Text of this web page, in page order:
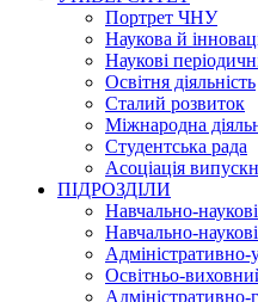
Портрет ЧНУ
Наукова й
Наукові
Освітня діяльність
Сталий розвиток
Міжнародна
Студентська рада
Асоціація
ПІДРОЗДІЛИ
Навчально-
Навчально-
Адміністративно-
Освітньо-
Адміністративно-